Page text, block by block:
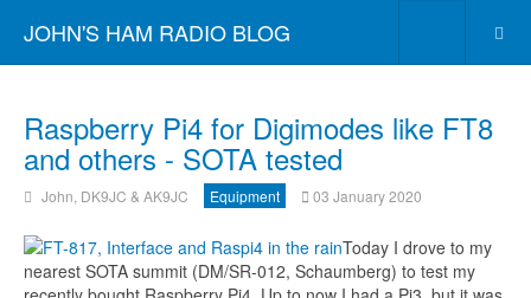
JOHN'S HAM RADIO BLOG
Raspberry Pi4 for Digimodes like FT8
and others - SOTA tested
John, DK9JC & AK9JC Equipment 03 January 2020
Today I drove to my
nearest SOTA summit (DM/SR-012, Schaumberg) to test my